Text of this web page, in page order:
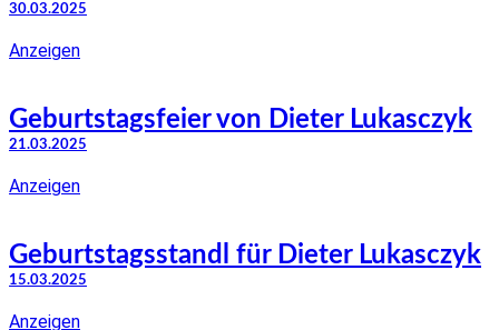
30.03.2025
Anzeigen
Geburtstagsfeier von Dieter Lukasczyk
21.03.2025
Anzeigen
Geburtstagsstandl für Dieter Lukasczyk
15.03.2025
Anzeigen